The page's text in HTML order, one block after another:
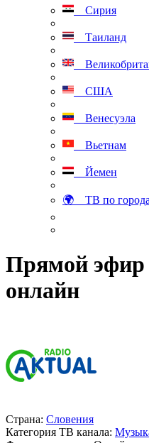
Сирия
Таиланд
США
Венесуэла
Вьетнам
Йемен
🌍 ТВ по
Прямой
онлайн
Страна: Словения
Категория ТВ канала: